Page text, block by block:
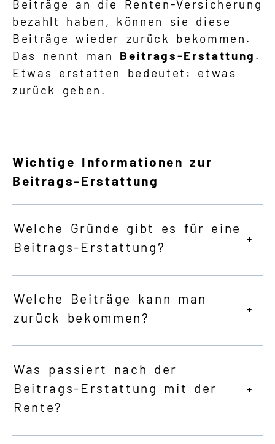
Beiträge an die Renten-Versicherung
bezahlt haben, können sie diese
Beiträge wieder zurück bekommen.
Das nennt man Beitrags-Erstattung .
Etwas erstatten bedeutet: etwas
zurück geben.
Wichtige Informationen zur
Beitrags-Erstattung
Welche Gründe gibt es für eine
Beitrags-Erstattung?
Welche Beiträge kann man
zurück bekommen?
Was passiert nach der
Beitrags-Erstattung mit der
Rente?